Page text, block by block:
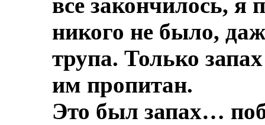
всё закончилось, я
никого не было,
трупа. Только
им пропитан.
Это был запах…